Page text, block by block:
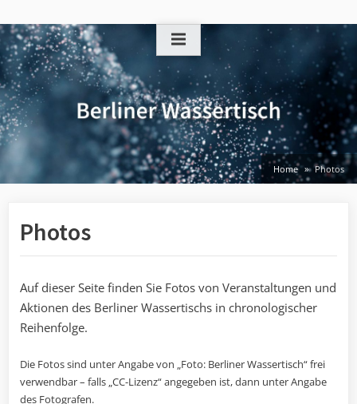
to
content
Home Photos
Photos
Auf dieser Seite finden Sie Fotos von Veranstaltungen und
Aktionen des Berliner Wassertischs in chronologischer
Reihenfolge.
Die Fotos sind unter Angabe von „Foto: Berliner Wassertisch“ frei
verwendbar – falls „CC-Lizenz“ angegeben ist, dann unter Angabe
des Fotografen.